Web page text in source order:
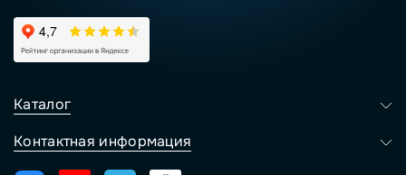
Каталог
Контактная информация